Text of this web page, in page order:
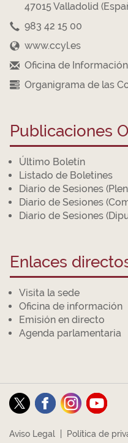
47015 Valladolid
983 42 15 00
www.ccyl.es
Oficina de Información
Organigrama de las
Publicaciones
Último Boletín
Listado de Boletines
Diario de Sesiones
Diario de Sesiones
Diario de Sesiones
Enlaces
Visita la sede
Oficina de información
Emisión en directo
Agenda parlamentaria
Aviso Legal Política de